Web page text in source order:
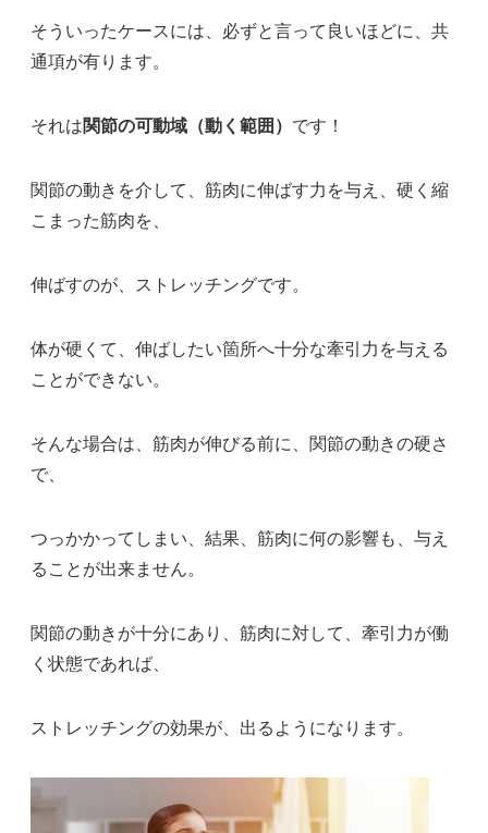
そういったケースには、必ずと言って良いほどに、共
通項が有ります。
それは関節の可動域（動く範囲） です！
関節の動きを介して、筋肉に伸ばす力を与え、硬く縮
こまった筋肉を、
伸ばすのが、ストレッチングです。
体が硬くて、伸ばしたい箇所へ十分な牽引力を与える
ことができない。
そんな場合は、筋肉が伸びる前に、関節の動きの硬さ
で、
つっかかってしまい、結果、筋肉に何の影響も、与え
ることが出来ません。
関節の動きが十分にあり、筋肉に対して、牽引力が働
く状態であれば、
ストレッチングの効果が、出るようになります。